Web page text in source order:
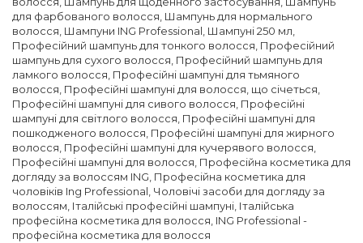
для фарбованого волосся, Шампунь для нормального
волосся, Шампуни ING Professional, Шампуні 250 мл,
Професійний шампунь для тонкого волосся, Професійний
шампунь для сухого волосся, Професійний шампунь для
ламкого волосся, Професійні шампуні для тьмяного
волосся, Професійні шампуні для волосся, що січеться,
Професійні шампуні для сивого волосся, Професійні
шампуні для світлого волосся, Професійні шампуні для
пошкодженого волосся, Професійні шампуні для жирного
волосся, Професійні шампуні для кучерявого волосся,
Професійні шампуні для волосся, Професійна косметика для
догляду за волоссям ING, Професійна косметика для
чоловіків Ing Professional, Чоловічі засоби для догляду за
волоссям, Італійські професійні шампуні, Італійська
професійна косметика для волосся, ING Professional -
професійна косметика для волосся